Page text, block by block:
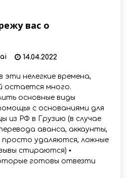
вас о
14.04.2022
эти нелегкие времена,
остается много.
основные виды
с основаниями для
из РФ в Грузию (в случае
аванса, аккаунты,
удаляются, ложные
стираются) ▪️
готовы отвезти